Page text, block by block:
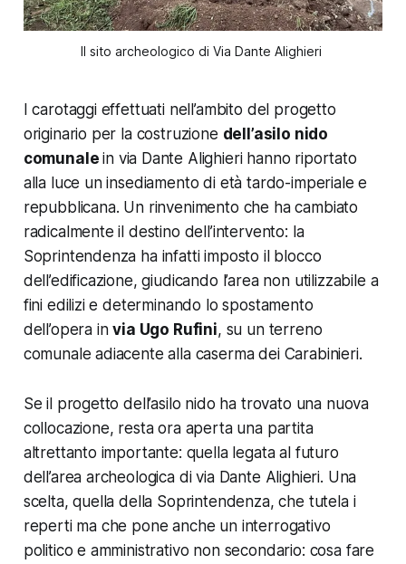
Il sito archeologico di Via Dante Alighieri
I carotaggi effettuati nell’ambito del progetto
originario per la costruzione dell’asilo nido
comunalein via Dante Alighieri hanno riportato
alla luce un insediamento di età tardo-imperiale e
repubblicana. Un rinvenimento che ha cambiato
radicalmente il destino dell’intervento: la
Soprintendenza ha infatti imposto il blocco
dell’edificazione, giudicando l’area non utilizzabile a
fini edilizi e determinando lo spostamento
dell’opera invia Ugo Rufini, su un terreno
comunale adiacente alla caserma dei Carabinieri.
Se il progetto dell’asilo nido ha trovato una nuova
collocazione, resta ora aperta una partita
altrettanto importante: quella legata al futuro
dell’area archeologica di via Dante Alighieri. Una
scelta, quella della Soprintendenza, che tutela i
reperti ma che pone anche un interrogativo
politico e amministrativo non secondario: cosa fare